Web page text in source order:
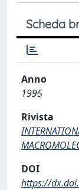
Scheda
Anno
1995
Rivista
DOI
https://